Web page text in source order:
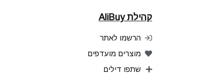
קהילת AliBuy
הרשמו לאתר
מוצרים מועדפים
שתפו דילים